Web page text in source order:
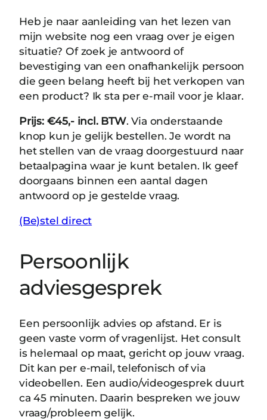
Heb je naar aanleiding van het lezen van
mijn website nog een vraag over je eigen
situatie? Of zoek je antwoord of
bevestiging van een onafhankelijk persoon
die geen belang heeft bij het verkopen van
een product? Ik sta per e-mail voor je klaar.
Prijs: €45,- incl. BTW. Via onderstaande
knop kun je gelijk bestellen. Je wordt na
het stellen van de vraag doorgestuurd naar
betaalpagina waar je kunt betalen. Ik geef
doorgaans binnen een aantal dagen
antwoord op je gestelde vraag.
(Be)stel direct
Persoonlijk
adviesgesprek
Een persoonlijk advies op afstand. Er is
geen vaste vorm of vragenlijst. Het consult
is helemaal op maat, gericht op jouw vraag.
Dit kan per e-mail, telefonisch of via
videobellen. Een audio/videogesprek duurt
ca 45 minuten. Daarin bespreken we jouw
vraag/probleem gelijk.